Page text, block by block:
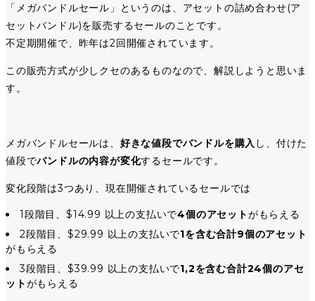
「メガバンドルセール」というのは、アセットの詰め合わせ(ア
セットバンドル)を販売するセールのことです。
不定期開催で、昨年は2回開催されています。
この販売方式が少しクセのあるものなので、解説しようと思いま
す。
メガバンドルセールは、 好きな値段でバンドルを購入 し、付けた
値段でバンドルの内容が変化するセールです。
変化段階は3つあり、現在開催されているセールでは
1段階目、$14.99 以上の支払いで4個のアセットがもらえる
2段階目、$29.99 以上の支払いで1を含む合計9個のアセット
がもらえる
3段階目、$39.99 以上の支払いで1,2を含む合計24個のアセ
ットがもらえる